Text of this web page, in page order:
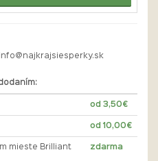
info@najkrajsiesperky.sk
od 3,50€
od 10,00€
mieste Brilliant
zdarma